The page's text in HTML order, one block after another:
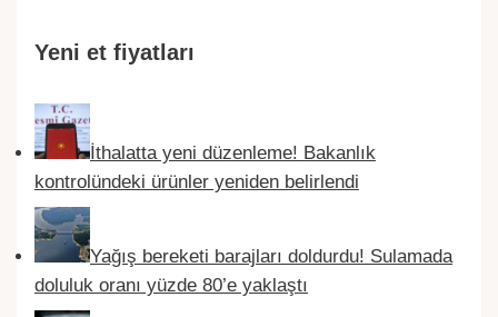
Yeni et fiyatları
İthalatta yeni düzenleme! Bakanlık
kontrolündeki ürünler yeniden belirlendi
Yağış bereketi barajları doldurdu! Sulamada
doluluk oranı yüzde 80’e yaklaştı